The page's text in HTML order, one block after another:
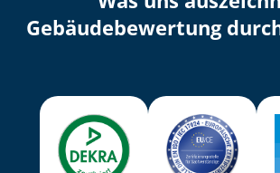
Ge­bäu­de­be­wer­tung